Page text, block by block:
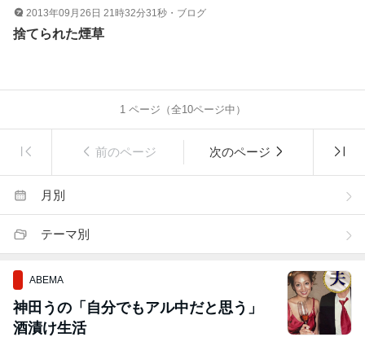
2013年09月26日 21時32分31秒 ・ ブログ
捨てられた煙草
1ページ（全10ページ中）
前のページ 次のページ
月別
テーマ別
ABEMA
神田うの「自分でもアル中だと思う」
酒漬け生活